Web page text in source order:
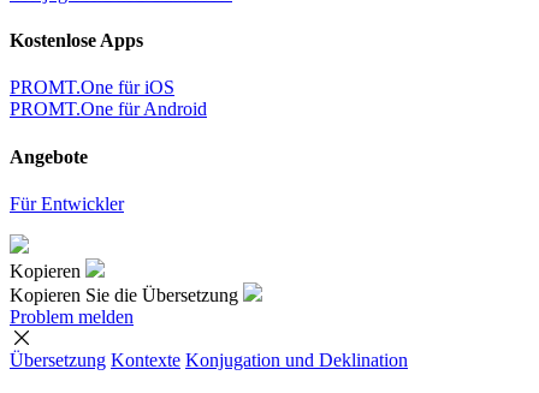
Kostenlose Apps
PROMT.One für iOS
PROMT.One für Android
Angebote
Für Entwickler
Kopieren
Kopieren Sie die Übersetzung
Problem melden
Übersetzung Kontexte Konjugation und Deklination